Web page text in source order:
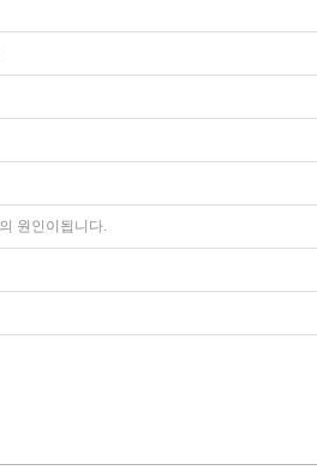
원인이됩니다.